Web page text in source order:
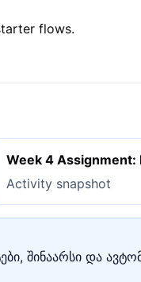
flows.
Week 4 Assignment:
Activity snapshot
შინაარსი და